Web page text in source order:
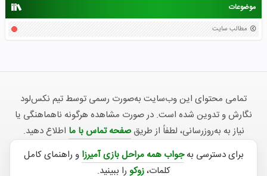
موضوعات
مطالب سایت
تمامی محتوای این وب‌سایت به‌صورت رسمی توسط تیم نکس‌لود
نگارش و تدوین شده است. در صورت مشاهده هرگونه ناهماهنگی یا
نیاز به به‌روزرسانی، لطفاً از طریقصفحه تماس با ما اطلاع دهید.
برای دسترسی به جواب همه مراحل بازی آمیرزا و راهنمای کامل
کلمات،زوکو را ببینید.